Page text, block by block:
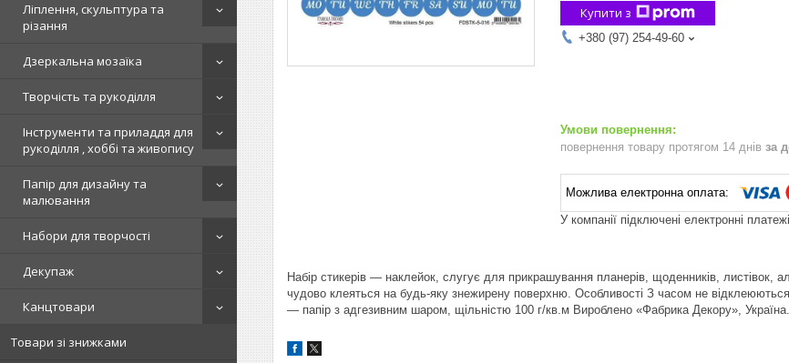
Ліплення, скульптура та
різання
Дзеркальна мозаїка
Творчість та рукоділля
Інструменти та приладдя для
рукоділля , хоббі та живопису
Папір для дизайну та
малювання
Набори для творчості
Декупаж
Канцтовари
Товари зі знижками
Купити з
+380 (97) 254-49-60
повернення товару протягом 14 днів за
У компанії підключені електронні
Набір стикерів — наклейок, слугує для прикрашування планерів, щоденників, листівок,
чудово клеяться на будь-яку знежирену поверхню. Особливості З часом не
— папір з адгезивним шаром, щільністю 100 г/кв.м Вироблено «Фабрика Декору», Україна.